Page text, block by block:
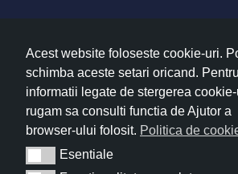
Acest website foloseste cookie-uri.
schimba aceste setari oricand. Pentru
informatii legate de stergerea
rugam sa consulti functia de Ajutor a
browser-ului folosit. Politica de
EsentialeEsentiale
CONTACT
Luni – Vineri 09.00 –
office@imatrend.ro